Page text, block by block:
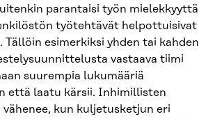
parantaisi työn mielekkyyttä
työtehtävät helpottuisivat
Tällöin esimerkiksi yhden tai kahden
vastaava tiimi
suurempia lukumääriä
että laatu kärsii. Inhimillisten
vähenee, kun kuljetusketjun eri